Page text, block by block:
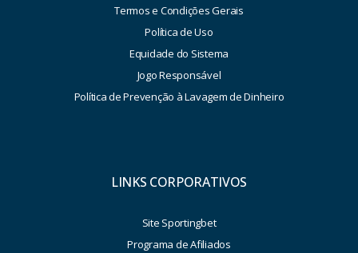
Termos e Condições Gerais
Política de Uso
Equidade do Sistema
Jogo Responsável
Política de Prevenção à Lavagem de Dinheiro
LINKS CORPORATIVOS
Site Sportingbet
Programa de Afiliados